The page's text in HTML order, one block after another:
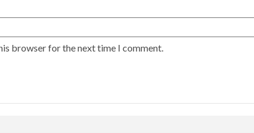
browser for the next time I comment.